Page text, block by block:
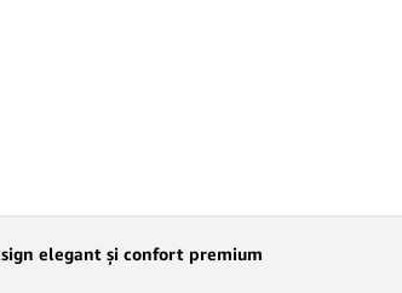
elegant și confort premium